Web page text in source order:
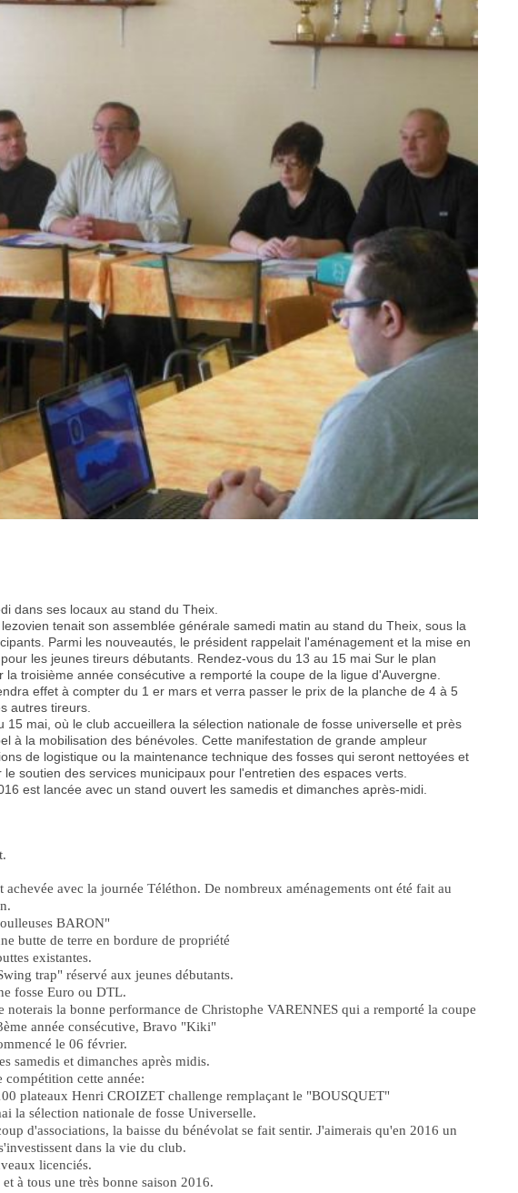
dans ses locaux au stand du Theix.
tenait son assemblée générale samedi matin au stand du Theix, sous la
Parmi les nouveautés, le président rappelait l'aménagement et la mise en
les jeunes tireurs débutants. Rendez-vous du 13 au 15 mai Sur le plan
troisième année consécutive a remporté la coupe de la ligue d'Auvergne.
effet à compter du 1 er mars et verra passer le prix de la planche de 4 à 5
autres tireurs.
mai, où le club accueillera la sélection nationale de fosse universelle et près
à la mobilisation des bénévoles. Cette manifestation de grande ampleur
de logistique ou la maintenance technique des fosses qui seront nettoyées et
soutien des services municipaux pour l'entretien des espaces verts.
est lancée avec un stand ouvert les samedis et dimanches après-midi.
achevée avec la journée Téléthon. De nombreux aménagements ont été fait au
BARON"
butte de terre en bordure de propriété
existantes.
trap" réservé aux jeunes débutants.
fosse Euro ou DTL.
noterais la bonne performance de Christophe VARENNES qui a remporté la coupe
année consécutive, Bravo "Kiki"
le 06 février.
samedis et dimanches après midis.
compétition cette année:
plateaux Henri CROIZET challenge remplaçant le "BOUSQUET"
la sélection nationale de fosse Universelle.
d'associations, la baisse du bénévolat se fait sentir. J'aimerais qu'en 2016 un
dans la vie du club.
licenciés.
à tous une très bonne saison 2016.